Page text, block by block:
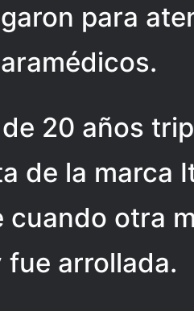
para
20 años
de la marca
cuando otra
fue arrollada.